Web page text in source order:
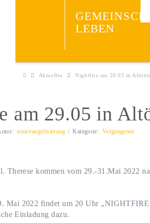
LEBEN
Aktuelles Nightfire am 29.05 in
am 29.05 in
neuevangelisierung Kategorie: Vergangenes
Therese kommen vom 29.-31.Mai 2022
Mai 2022 findet um 20 Uhr
Einladung dazu.